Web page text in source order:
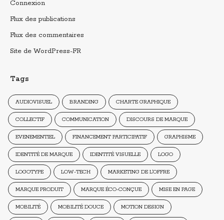
Connexion
Flux des publications
Flux des commentaires
Site de WordPress-FR
Tags
AUDIOVISUEL BRANDING CHARTE GRAPHIQUE
COLLECTIF COMMUNICATION DISCOURS DE MARQUE
EVENEMENTIEL FINANCEMENT PARTICIPATIF GRAPHISME
IDENTITÉ DE MARQUE IDENTITÉ VISUELLE LOGO
LOGOTYPE LOW-TECH MARKETING DE L'OFFRE
MARQUE PRODUIT MARQUE ÉCO-CONÇUE MISE EN PAGE
MOBILITÉ MOBILITÉ DOUCE MOTION DESIGN